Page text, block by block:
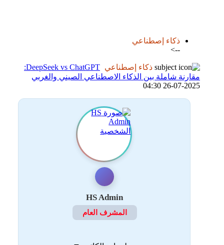
ذكاء إصطناعي
-->
ذكاء إصطناعي
DeepSeek vs ChatGPT:
مقارنة شاملة بين الذكاء الاصطناعي الصيني والغربي
26-07-2025 04:30
HS Admin
المشرف العام